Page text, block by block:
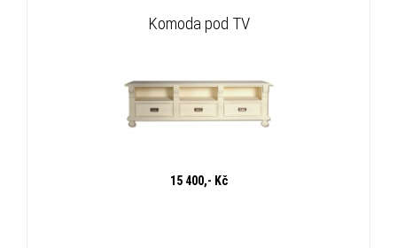
Komoda pod TV
15 400,- Kč